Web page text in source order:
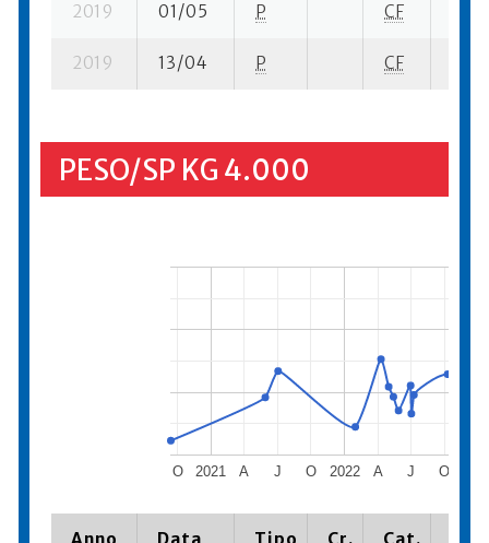
2019 01/05 P CF
2019 13/04 P CF
PESO/SP KG 4.000
2021 2022
O A J O A J O